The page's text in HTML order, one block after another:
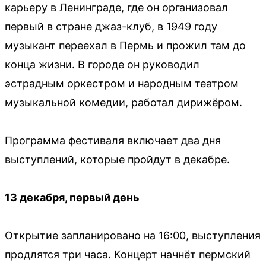
карьеру в Ленинграде, где он организовал
первый в стране джаз-клуб, в 1949 году
музыкант переехал в Пермь и прожил там до
конца жизни. В городе он руководил
эстрадным оркестром и народным театром
музыкальной комедии, работал дирижёром.
Программа фестиваля включает два дня
выступлений, которые пройдут в декабре.
13 декабря, первый день
Открытие запланировано на 16:00, выступления
продлятся три часа. Концерт начнёт пермский